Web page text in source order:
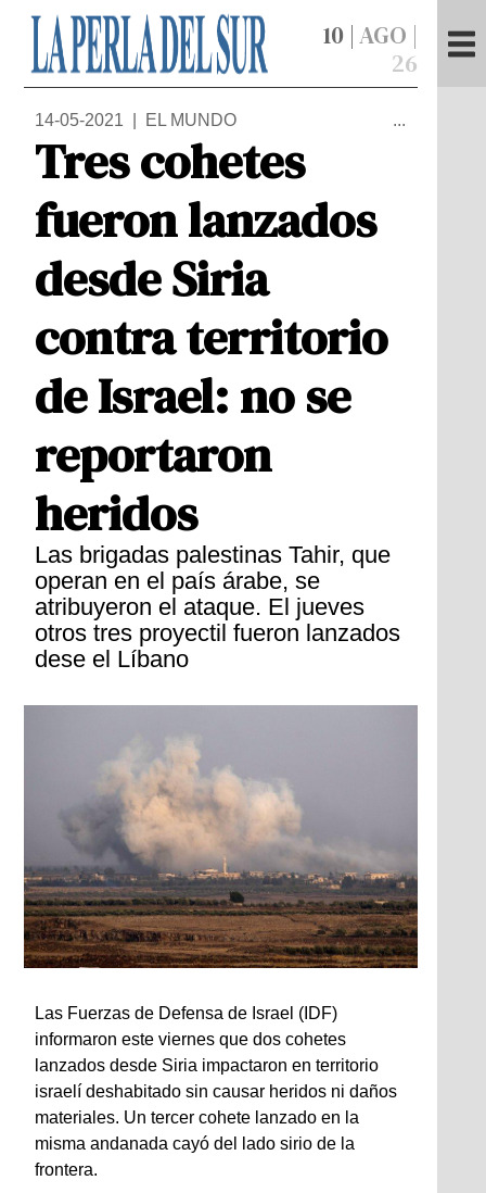
10 | AGO |
26
14-05-2021 | EL MUNDO ...
Tres cohetes
fueron lanzados
desde Siria
contra territorio
de Israel: no se
reportaron
heridos
Las brigadas palestinas Tahir, que
operan en el país árabe, se
atribuyeron el ataque. El jueves
otros tres proyectil fueron lanzados
dese el Líbano
Las Fuerzas de Defensa de Israel (IDF)
informaron este viernes que dos cohetes
lanzados desde Siria impactaron en territorio
israelí deshabitado sin causar heridos ni daños
materiales. Un tercer cohete lanzado en la
misma andanada cayó del lado sirio de la
frontera.